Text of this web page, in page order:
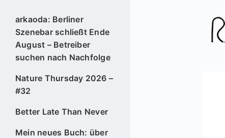
arkaoda: Berliner
Szenebar schließt Ende
August – Betreiber
suchen nach Nachfolge
Nature Thursday 2026 –
#32
Better Late Than Never
Mein neues Buch: über